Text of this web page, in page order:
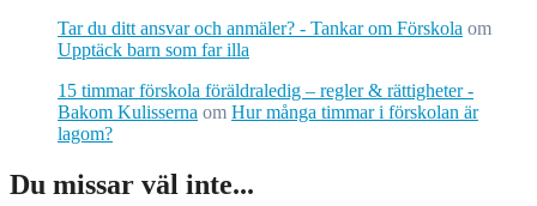
Tar du ditt ansvar och anmäler? - Tankar om Förskola om
Upptäck barn som far illa
15 timmar förskola föräldraledig – regler & rättigheter -
Bakom Kulisserna om Hur många timmar i förskolan är
lagom?
Du missar väl inte...